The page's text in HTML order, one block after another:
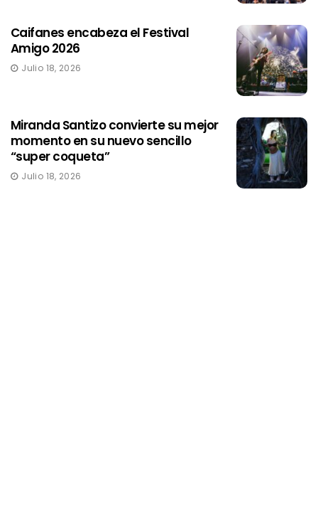
Caifanes encabeza el Festival
Amigo 2026
Julio 18, 2026
Miranda Santizo convierte su mejor
momento en su nuevo sencillo
“super coqueta”
Julio 18, 2026